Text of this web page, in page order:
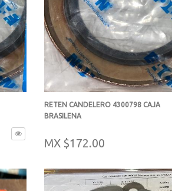
RETEN CANDELERO 4300798 CAJA
BRASILENA
MX $172.00